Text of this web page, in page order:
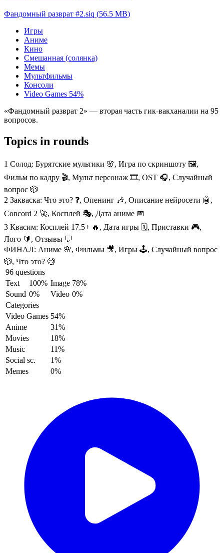
Фандомный разврат #2.siq (56.5 MB)
Игры
Аниме
Кино
Смешанная (солянка)
Мемы
Мультфильмы
Консоли
Video Games 54%
«Фандомный разврат 2» — вторая часть гик‑вакханалии на 95
вопросов.
Topics in rounds
1 Солод: Бурятские мультики 🌸, Игра по скриншоту 🖼️,
Фильм по кадру 🎬, Мульт персонаж 🎞️, OST 🎧, Случайный
вопрос 🎲
2 Закваска: Что это? ❓, Опенинг 🎶, Описание нейросети 🤖,
Concord 2 🚀, Косплей 🎭, Дата аниме 📅
3 Квасим: Косплей 17.5+ 🔥, Дата игры 🗓️, Приставки 🎮,
Лого 🔰, Отзывы 💬
ФИНАЛ: Аниме 🌸, Фильмы 🎥, Игры 🕹️, Случайный вопрос
🎲, Что это? 🧐
96 questions
Text
100% Image 78%
Sound 0% Video 0%
Categories
Video Games 54%
Anime
31%
Movies
18%
Music
11%
Social sc.
1%
Memes
0%